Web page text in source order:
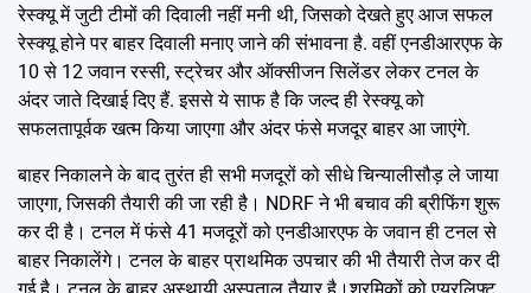
रेस्क्यू में जुटी टीमों की दिवाली नहीं मनी थी, जिसको देखते हुए आज सफल
रेस्क्यू होने पर बाहर दिवाली मनाए जाने की संभावना है. वहीं एनडीआरएफ के
10 से 12 जवान रस्सी, स्ट्रेचर और ऑक्सीजन सिलेंडर लेकर टनल के
अंदर जाते दिखाई दिए हैं. इससे ये साफ है कि जल्द ही रेस्क्यू को
सफलतापूर्वक खत्म किया जाएगा और अंदर फंसे मजदूर बाहर आ जाएंगे.
बाहर निकालने के बाद तुरंत ही सभी मजदूरों को सीधे चिन्यालीसौड़ ले जाया
जाएगा, जिसकी तैयारी की जा रही है। NDRF ने भी बचाव की ब्रीफिंग शुरू
कर दी है। टनल में फंसे 41 मजदूरों को एनडीआरएफ के जवान ही टनल से
बाहर निकालेंगे। टनल के बाहर प्राथमिक उपचार की भी तैयारी तेज कर दी